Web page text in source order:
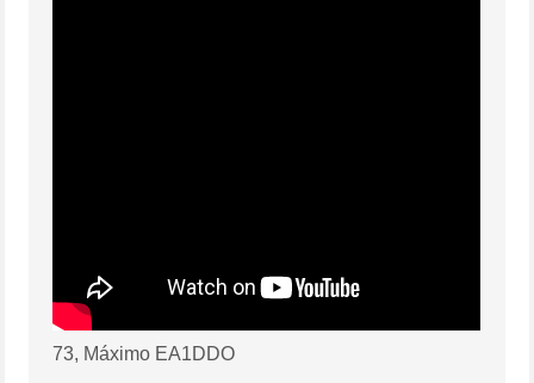
73, Máximo EA1DDO